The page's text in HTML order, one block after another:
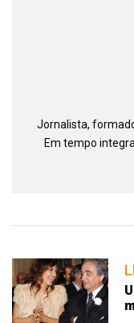
Jornalista,
Em tempo